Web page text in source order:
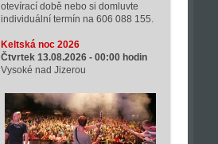
otevírací době nebo si domluvte
individuální termín na 606 088 155.
Keltská noc 2026
Čtvrtek 13.08.2026 - 00:00 hodin
Vysoké nad Jizerou